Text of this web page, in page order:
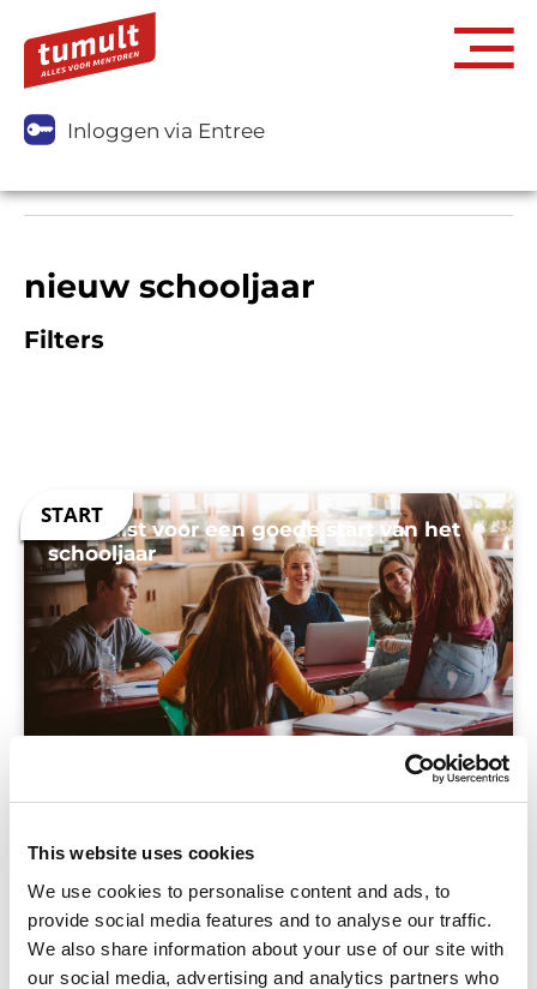
This website uses cookies
We use cookies to personalise content and ads, to
provide social media features and to analyse our traffic.
We also share information about your use of our site with
our social media, advertising and analytics partners who
Inloggen via Entree
nieuw schooljaar
Filters
Checklist voor een goede start van het
schooljaar
Ben jij klaar voor dit schooljaar? Bekijk de
checklist voor mentoren!